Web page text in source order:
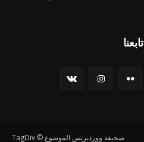
تابعنا
صحيفة ووردبريس الموضوع © TagDiv